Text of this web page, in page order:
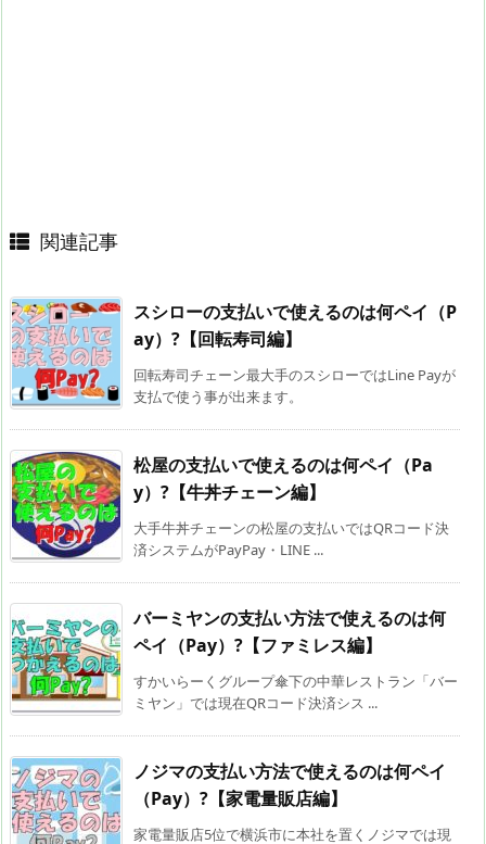
関連記事
スシローの支払いで使えるのは何ペイ（P
ay）?【回転寿司編】
回転寿司チェーン最大手のスシローではLine Payが
支払で使う事が出来ます。
松屋の支払いで使えるのは何ペイ（Pa
y）?【牛丼チェーン編】
大手牛丼チェーンの松屋の支払いではQRコード決
済システムがPayPay・LINE ...
バーミヤンの支払い方法で使えるのは何
ペイ（Pay）?【ファミレス編】
すかいらーくグループ傘下の中華レストラン「バー
ミヤン」では現在QRコード決済シス ...
ノジマの支払い方法で使えるのは何ペイ
（Pay）?【家電量販店編】
家電量販店5位で横浜市に本社を置くノジマでは現